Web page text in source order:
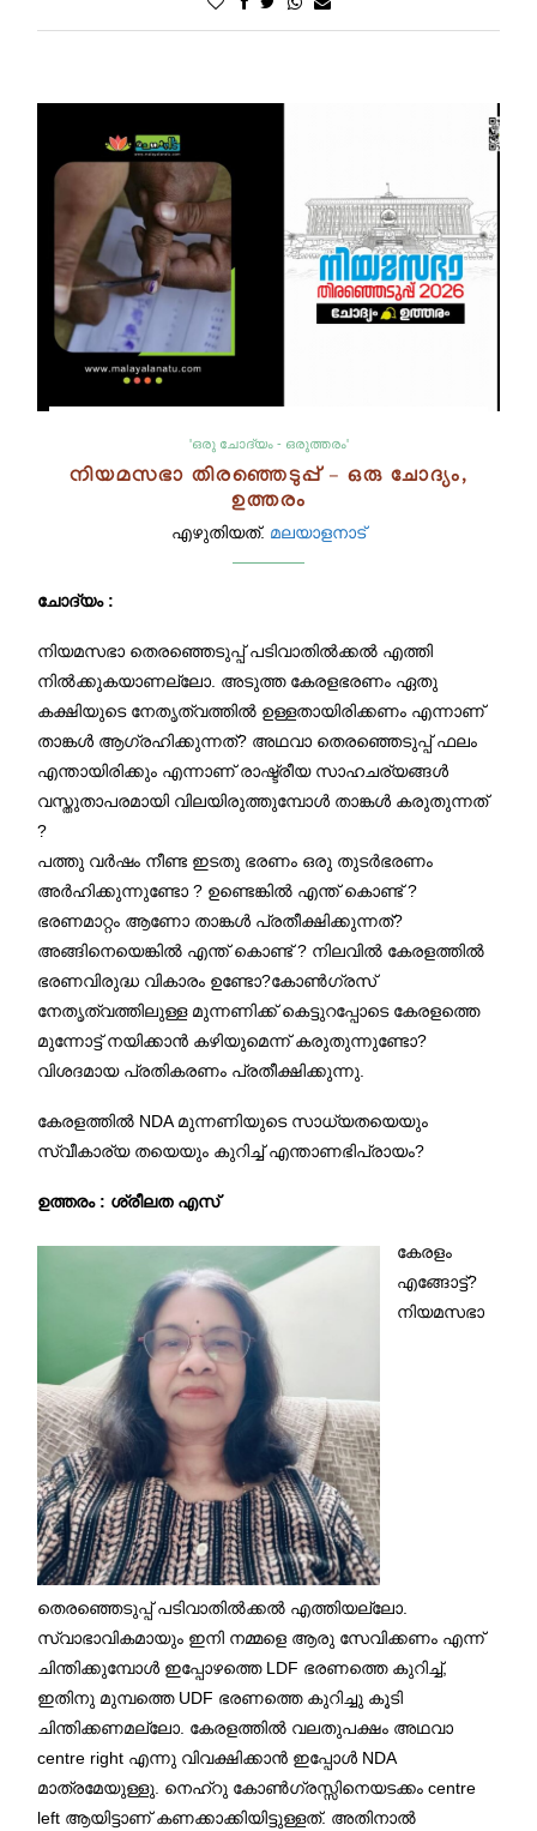
'ഒരു ചോദ്യം - ഒരുത്തരം'
നിയമസഭാ തിരഞ്ഞെടുപ്പ് – ഒരു ചോദ്യം,
ഉത്തരം
എഴുതിയത്. മലയാളനാട്
ചോദ്യം :
നിയമസഭാ തെരഞ്ഞെടുപ്പ് പടിവാതിൽക്കൽ എത്തി
നിൽക്കുകയാണല്ലോ. അടുത്ത കേരളഭരണം ഏതു
കക്ഷിയുടെ നേതൃത്വത്തിൽ ഉള്ളതായിരിക്കണം എന്നാണ്
താങ്കൾ ആഗ്രഹിക്കുന്നത്? അഥവാ തെരഞ്ഞെടുപ്പ് ഫലം
എന്തായിരിക്കും എന്നാണ് രാഷ്ട്രീയ സാഹചര്യങ്ങൾ
വസ്തുതാപരമായി വിലയിരുത്തുമ്പോൾ താങ്കൾ കരുതുന്നത്
?
പത്തു വർഷം നീണ്ട ഇടതു ഭരണം ഒരു തുടർഭരണം
അർഹിക്കുന്നുണ്ടോ ? ഉണ്ടെങ്കിൽ എന്ത് കൊണ്ട് ?
ഭരണമാറ്റം ആണോ താങ്കൾ പ്രതീക്ഷിക്കുന്നത്?
അങ്ങിനെയെങ്കിൽ എന്ത് കൊണ്ട് ? നിലവിൽ കേരളത്തിൽ
ഭരണവിരുദ്ധ വികാരം ഉണ്ടോ?കോൺഗ്രസ്
നേതൃത്വത്തിലുള്ള മുന്നണിക്ക് കെട്ടുറപ്പോടെ കേരളത്തെ
മുന്നോട്ട് നയിക്കാൻ കഴിയുമെന്ന് കരുതുന്നുണ്ടോ?
വിശദമായ പ്രതികരണം പ്രതീക്ഷിക്കുന്നു.
കേരളത്തിൽ NDA മുന്നണിയുടെ സാധ്യതയെയും
സ്വീകാര്യ തയെയും കുറിച്ച് എന്താണഭിപ്രായം?
ഉത്തരം : ശ്രീലത എസ്
കേരളം
എങ്ങോട്ട്?
നിയമസഭാ
തെരഞ്ഞെടുപ്പ് പടിവാതിൽക്കൽ എത്തിയല്ലോ.
സ്വാഭാവികമായും ഇനി നമ്മളെ ആരു സേവിക്കണം എന്ന്
ചിന്തിക്കുമ്പോൾ ഇപ്പോഴത്തെ LDF ഭരണത്തെ കുറിച്ച്,
ഇതിനു മുമ്പത്തെ UDF ഭരണത്തെ കുറിച്ചു കൂടി
ചിന്തിക്കണമല്ലോ. കേരളത്തിൽ വലതുപക്ഷം അഥവാ
centre right എന്നു വിവക്ഷിക്കാൻ ഇപ്പോൾ NDA
മാത്രമേയുള്ളു. നെഹ്‌റു കോൺഗ്രസ്സിനെയടക്കം centre
left ആയിട്ടാണ് കണക്കാക്കിയിട്ടുള്ളത്. അതിനാൽ